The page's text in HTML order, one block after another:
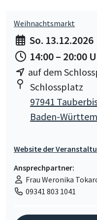
Weihnachtsmarkt
So. 13.12.2026
14:00 – 20:00
auf dem
Schlossplatz
97941
Baden-
Website der
Ansprechpartner:
Frau Weronika
09341 803 1041